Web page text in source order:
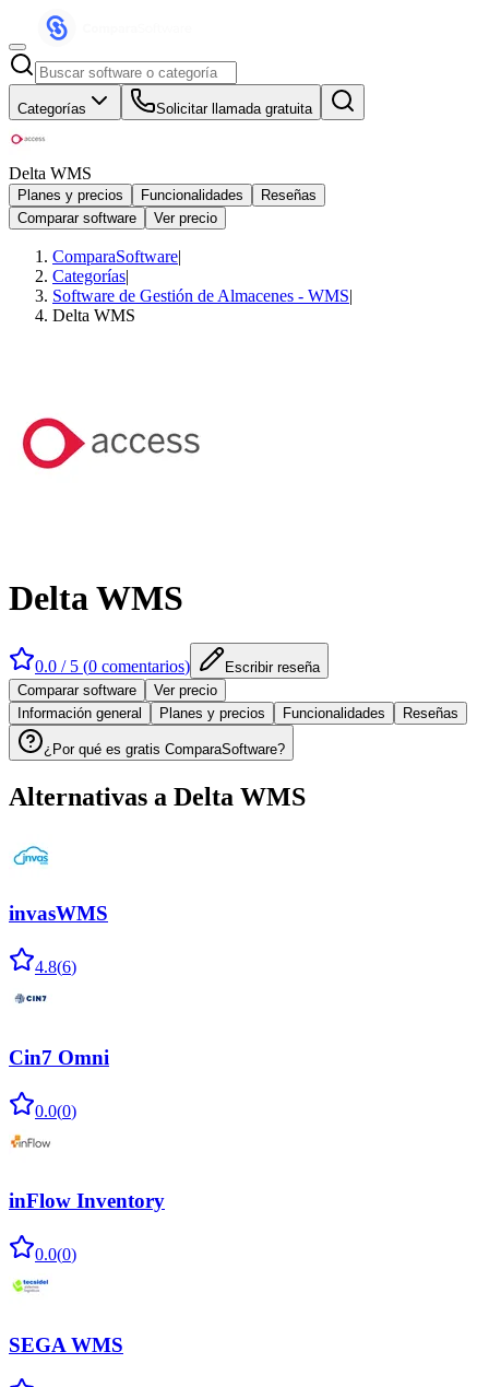
Categorías Solicitar llamada gratuita
Delta WMS
Planes y precios Funcionalidades
Reseñas
Comparar software
Ver precio
ComparaSoftware|
Categorías|
Software de Gestión de Almacenes - WMS|
Delta WMS
Delta WMS
0.0 / 5 (0 comentarios)
Escribir reseña
Comparar software
Ver precio
Información general
Planes y precios Funcionalidades Reseñas
¿Por qué es gratis ComparaSoftware?
Alternativas a Delta WMS
invasWMS
4.8(6)
Cin7 Omni
0.0(0)
inFlow Inventory
0.0(0)
SEGA WMS